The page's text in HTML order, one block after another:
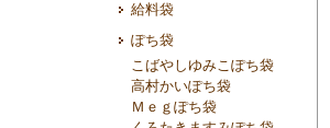
給料袋
ぽち袋
こばやしゆみこぽち袋
高村かいぽち袋
Ｍｅｇぽち袋